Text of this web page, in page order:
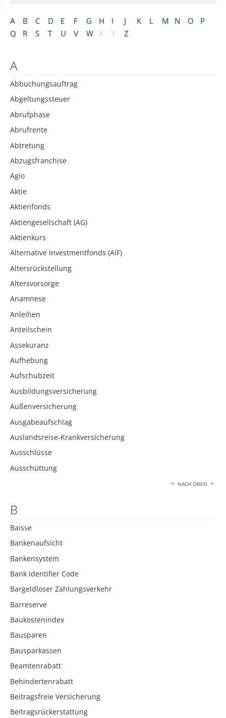
A B C D E F G H I J K L M N O
P
Q
R S T U V W X Y Z
A
Abbuchungsauftrag
Abgeltungssteuer
Abrufphase
Abrufrente
Abtretung
Abzugsfranchise
Agio
Aktie
Aktienfonds
Aktiengesellschaft (AG)
Aktienkurs
Alternative Investmentfonds (AIF)
Altersrückstellung
Altersvorsorge
Anamnese
Anleihen
Anteilschein
Assekuranz
Aufhebung
Aufschubzeit
Ausbildungsversicherung
Außenversicherung
Ausgabeaufschlag
Auslandsreise-Krankversicherung
Ausschlüsse
Ausschüttung
NACH OBEN
B
Baisse
Bankenaufsicht
Bankensystem
Bank Identifier Code
Bargeldloser Zahlungsverkehr
Barreserve
Baukostenindex
Bausparen
Bausparkassen
Beamtenrabatt
Behindertenrabatt
Beitragsfreie Versicherung
Beitragsrückerstattung